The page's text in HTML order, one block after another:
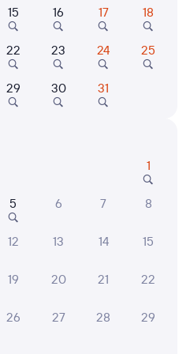
дату
7,4
в Санкт-Петербург-Главн.
20:44
9 м в пути
Маршрут
3 ⁠596 ⁠₽
дату
15 16 17 18
22 23 24 25
29 30 31
1
5 6 7 8
12 13 14 15
19 20 21 22
26 27 28 29